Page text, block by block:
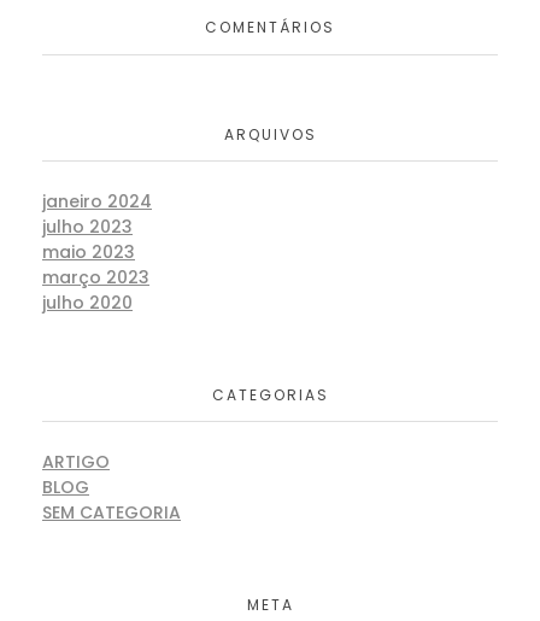
COMENTÁRIOS
ARQUIVOS
janeiro 2024
julho 2023
maio 2023
março 2023
julho 2020
CATEGORIAS
ARTIGO
BLOG
SEM CATEGORIA
META